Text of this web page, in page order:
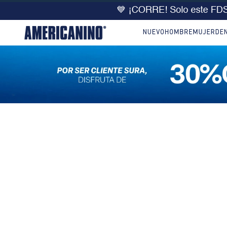
💙 ¡CORRE! Solo este
NUEVO HOMBRE MUJER